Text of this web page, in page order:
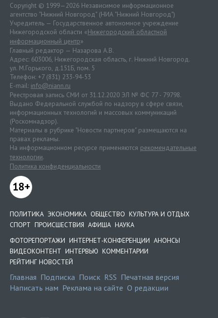
Copyright © 1999—2026 Независимое информационное
агентство "Нижний Новгород" (НИА "Нижний Новгород")
Учредитель — Государственное автономное учреждение
Нижегородской области «Нижегородский областной
информационный центр»
Главный редактор — Назарова А.В.
Адрес: 603006, Нижегородская область, г. Нижний Новгород.
ул. М.Горького, д.151Б, пом. 5
Телефон: +7 (831) 233-94-53
E-mail: info@niann.ru
Реестровая запись СМИ от 31.12.2020 ЭЛ № ФС 77 - 79798.
Выдано Федеральной службой по надзору в сфере связи,
информационных технологий и массовых коммуникаций
(Роскомнадзор).
Материалы в рубрике "Новости партнеров" размещаются на
правах рекламы.
На информационном ресурсе применяются рекомендательные
технологии.
Политика конфиденциальности
18+
ПОЛИТИКА ЭКОНОМИКА ОБЩЕСТВО КУЛЬТУРА И ОТДЫХ
СПОРТ ПРОИСШЕСТВИЯ АФИША НАУКА
ФОТОРЕПОРТАЖИ ИНТЕРНЕТ-КОНФЕРЕНЦИИ АНОНСЫ
ВИДЕОКОНТЕНТ ИНТЕРВЬЮ КОММЕНТАРИИ
РЕЙТИНГ НОВОСТЕЙ
Главная Подписка Поиск RSS Печатная версия
Написать нам Реклама на сайте О редакции